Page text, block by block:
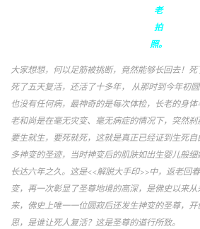
老
拍
照。
大家想想，何以足筋被挑断，竟然能够长回去！
死了五天复活，还活了十多年， 从那时到今年初
也没有任何病，最神奇的是每次体检，长老的身
老和尚是在毫无灾变、毫无病症的情况下，突然刹
要生就生，要死就死，这就是真正已经证到生死
多神变的圣迹，当​​时神变后的肌肤如出生婴儿般
长达六年之久。这是<<解脱大手印>>中，返老回
变，再一次彰显了圣尊地境的高深，是佛史以来
来，佛史上唯一一位圆寂后还发生神变的圣尊，
思，是谁让死人复活？这是圣尊的道行所致。